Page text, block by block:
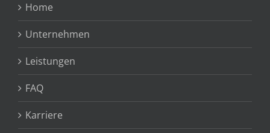
Home
Unternehmen
Leistungen
FAQ
Karriere